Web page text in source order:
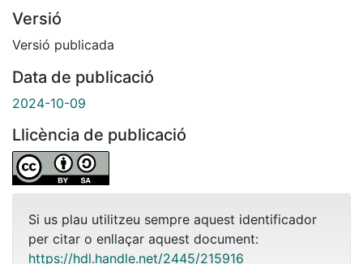
Versió
Versió publicada
Data de publicació
2024-10-09
Llicència de publicació
Si us plau utilitzeu sempre aquest identificador
per citar o enllaçar aquest document:
https://hdl.handle.net/2445/215916